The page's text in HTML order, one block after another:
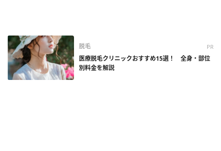
脱毛 PR
医療脱毛クリニックおすすめ15選！ 全身・部位
別料金を解説